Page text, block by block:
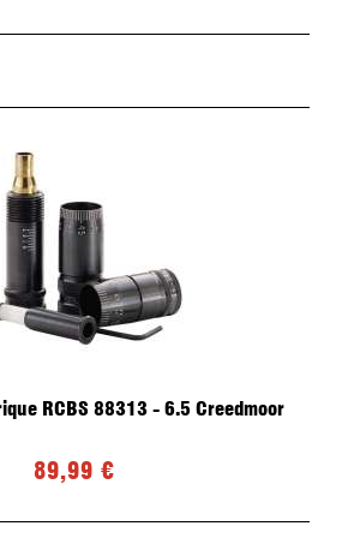
RCBS 88313 - 6.5 Creedmoor
89,99 €